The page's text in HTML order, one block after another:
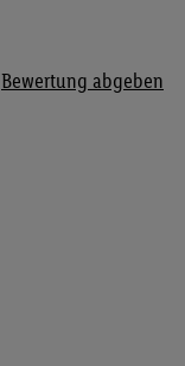
Bewertung abgeben